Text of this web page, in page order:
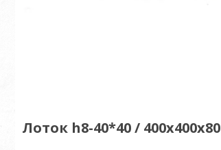
Лоток h8-40*40 / 400х400х80